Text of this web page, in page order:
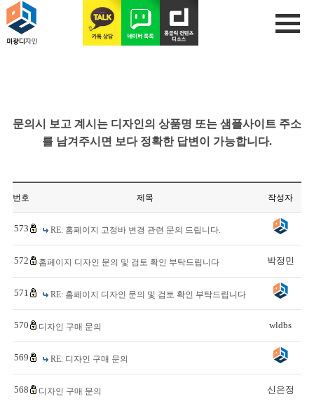
문의시 보고 계시는 디자인의 상품명 또는 샘플사이트 주소
를 남겨주시면 보다 정확한 답변이 가능합니다.
번호 제목 작성자
573 RE: 홈페이지 고정바 변경 관련 문의 드립니다.
572 홈페이지 디자인 문의 및 검토 확인 부탁드립니다 박정민
571 RE: 홈페이지 디자인 문의 및 검토 확인 부탁드립니다
570 디자인 구매 문의 wldbs
569 RE: 디자인 구매 문의
568 디자인 구매 문의 신은정